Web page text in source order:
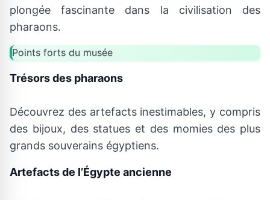
plongée fascinante dans la civilisation des
pharaons.
Points forts du musée
Trésors des pharaons
Découvrez des artefacts inestimables, y compris
des bijoux, des statues et des momies des plus
grands souverains égyptiens.
Artefacts de l’Égypte ancienne